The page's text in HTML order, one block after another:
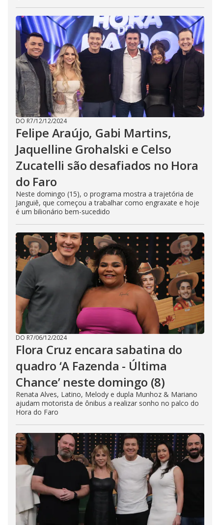
DO R7/12/12/2024
Felipe Araújo, Gabi Martins,
Jaquelline Grohalski e Celso
Zucatelli são desafiados no Hora
do Faro
Neste domingo (15), o programa mostra a trajetória de
Janguiê, que começou a trabalhar como engraxate e hoje
é um bilionário bem-sucedido
DO R7/06/12/2024
Flora Cruz encara sabatina do
quadro ‘A Fazenda - Última
Chance’ neste domingo (8)
Renata Alves, Latino, Melody e dupla Munhoz & Mariano
ajudam motorista de ônibus a realizar sonho no palco do
Hora do Faro